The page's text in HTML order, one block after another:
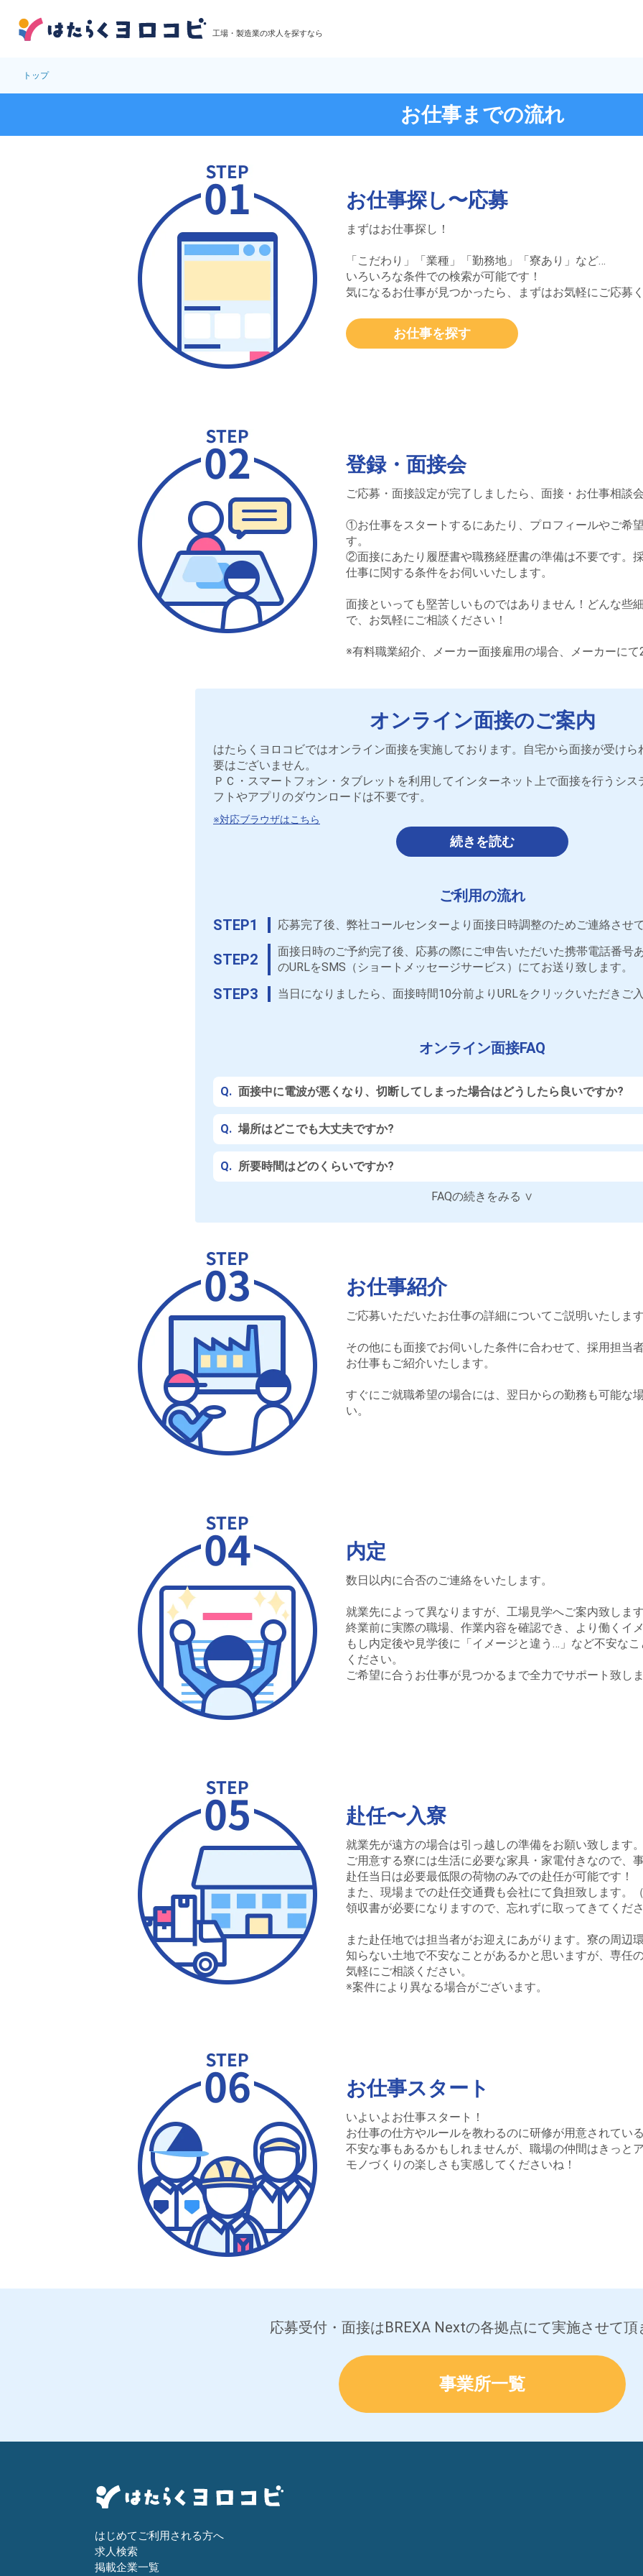
工場・製造業の求人を探すなら
トップ
お仕事までの流れ
お仕事探し〜応募
まずはお仕事探し！
「こだわり」「業種」「勤務地」「寮あり」など…
いろいろな条件での検索が可能です！
気になるお仕事が見つかったら、まずはお気軽にご応募く
お仕事を探す
登録・面接会
ご応募・面接設定が完了しましたら、面接・お仕事相談
①お仕事をスタートするにあたり、プロフィールやご希
す。
②面接にあたり履歴書や職務経歴書の準備は不要です。
仕事に関する条件をお伺いいたします。
面接といっても堅苦しいものではありません！どんな些
で、お気軽にご相談ください！
※有料職業紹介、メーカー面接雇用の場合、メーカーにて
オンライン面接のご案内
はたらくヨロコビではオンライン面接を実施しております。自宅から面接が受けら
要はございません。
ＰＣ・スマートフォン・タブレットを利用してインターネット上で面接を行うシス
フトやアプリのダウンロードは不要です。
※対応ブラウザはこちら
続きを読む
ご利用の流れ
STEP1
応募完了後、弊社コールセンターより面接日時調整のためご連絡させ
STEP2
面接日時のご予約完了後、応募の際にご申告いただいた携帯電話番号
のURLをSMS（ショートメッセージサービス）にてお送り致します。
STEP3 当日になりましたら、面接時間10分前よりURLをクリックいただきご入
オンライン面接FAQ
Q. 面接中に電波が悪くなり、切断してしまった場合はどうしたら良いですか?
Q. 場所はどこでも大丈夫ですか?
Q. 所要時間はどのくらいですか?
FAQの続きをみる ∨
お仕事紹介
ご応募いただいたお仕事の詳細についてご説明いたします
その他にも面接でお伺いした条件に合わせて、採用担当
お仕事もご紹介いたします。
すぐにご就職希望の場合には、翌日からの勤務も可能な
い。
内定
数日以内に合否のご連絡をいたします。
就業先によって異なりますが、工場見学へご案内致します
終業前に実際の職場、作業内容を確認でき、より働くイ
もし内定後や見学後に「イメージと違う…」など不安な
ください。
ご希望に合うお仕事が見つかるまで全力でサポート致しま
赴任〜入寮
就業先が遠方の場合は引っ越しの準備をお願い致します。
ご用意する寮には生活に必要な家具・家電付きなので、
赴任当日は必要最低限の荷物のみでの赴任が可能です！
また、現場までの赴任交通費も会社にて負担致します。（
領収書が必要になりますので、忘れずに取ってきてくださ
また赴任地では担当者がお迎えにあがります。寮の周辺
知らない土地で不安なことがあるかと思いますが、専任
気軽にご相談ください。
※案件により異なる場合がございます。
お仕事スタート
いよいよお仕事スタート！
お仕事の仕方やルールを教わるのに研修が用意されてい
不安な事もあるかもしれませんが、職場の仲間はきっと
モノづくりの楽しさも実感してくださいね！
応募受付・面接はBREXA Nextの各拠点にて実施させて頂
事業所一覧
はじめてご利用される方へ
求人検索
掲載企業一覧